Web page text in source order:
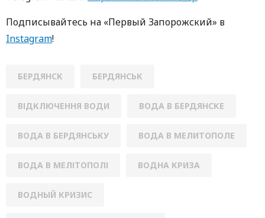
Подписывайтесь на «Первый Запорожский» в
Instagram!
БЕРДЯНСК БЕРДЯНСЬК
ВІДКЛЮЧЕННЯ ВОДИ ВОДА В БЕРДЯНСКЕ
ВОДА В БЕРДЯНСЬКУ ВОДА В МЕЛИТОПОЛЕ
ВОДА В МЕЛІТОПОЛІ ВОДНА КРИЗА
ВОДНЫЙ КРИЗИС